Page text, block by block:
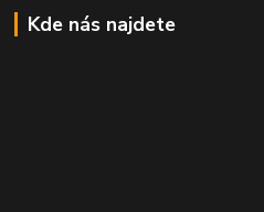
Kde nás najdete